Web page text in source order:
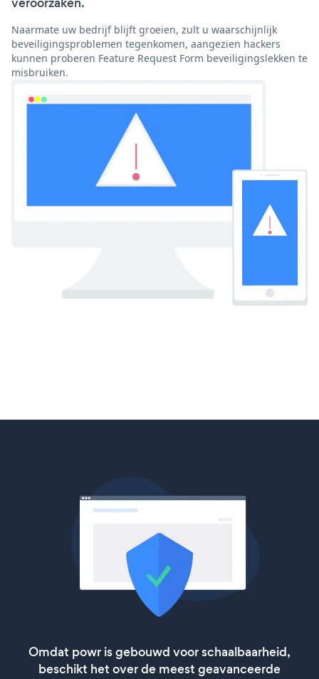
Naarmate uw bedrijf blijft groeien, zult u waarschijnlijk
beveiligingsproblemen tegenkomen, aangezien hackers
kunnen proberen Feature Request Form beveiligingslekken te
misbruiken.
Omdat powr is gebouwd voor schaalbaarheid,
beschikt het over de meest geavanceerde